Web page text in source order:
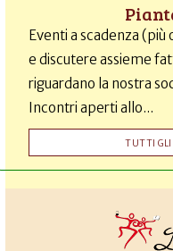
Eventi a scadenza
e discutere assieme
riguardano la nostra
Incontri aperti allo...
TUTTI GLI